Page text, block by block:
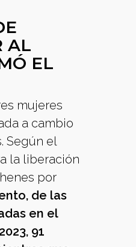
AL
EL
mujeres
a cambio
Según el
la liberación
por
de las
en el
91